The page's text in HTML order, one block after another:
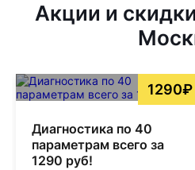
Акции и
1290₽
Диагностика по 40
параметрам всего за
1290 руб!